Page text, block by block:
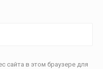
сайта в этом браузере для